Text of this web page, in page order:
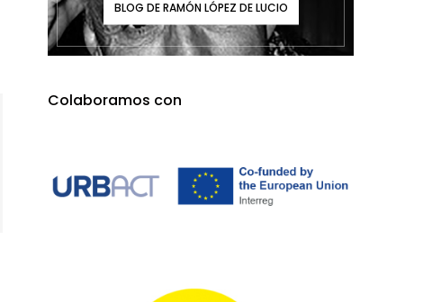
BLOG DE RAMÓN LÓPEZ DE LUCIO
Colaboramos con